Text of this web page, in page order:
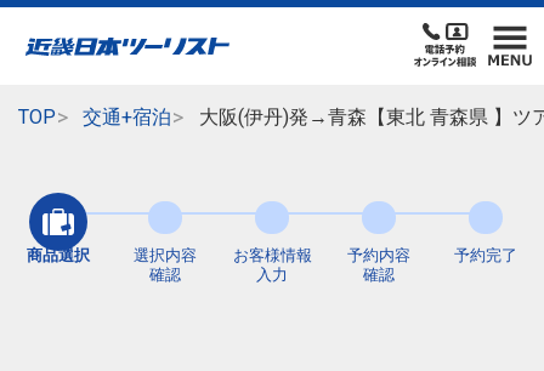
TOP 交通+宿泊 大阪(伊丹)発→青森【東北 青森県 】ツ
商品選択
選択内容
確認
お客様情報
入力
予約内容
確認
予約完了